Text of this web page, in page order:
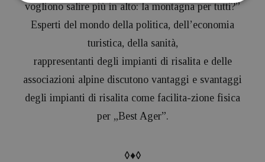
vogliono salire più in alto: la montagna per tutti?”
Esperti del mondo della politica, dellʼeconomia
turistica, della sanità,
rappresentanti degli impianti di risalita e delle
associazioni alpine discutono vantaggi e svantaggi
degli impianti di risalita come facilita-zione fisica
per „Best Ager”.
◊♦◊